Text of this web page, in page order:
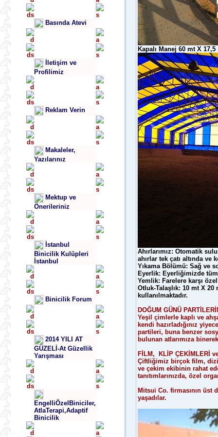
Basında Atevi
İletişim ve
Profilimiz
Reklam Verin
Makaleler,
Yazılarınız
Mektup ve
Önerileriniz
İstanbul
Binicilik Kulüpleri
İstanbul
Binicilik Forum
2014 YILI AT
GÜZELİ-At Güzellik
Yarışması
EngelliÖzelBiniciler,
AtlaTerapi,Adaptif
Binicilik
Kapalı Manej 60 mt X 17,5
Ahırlarımız: Otomatik
ahırlar tek çatı altında ve
Yıkama Bölümü: Sağ ve
Eyerlik: Eyerliğimizde tüm
Yemlik: Farelere karşı
Otluk-Talaşlık: 10 mt X
kullanılmaktadır.
DOĞUM GÜNÜ
Yeşil çimlerle kaplı ve
kendi hazırladığınız
partileri, buna benzer
bulunan atlarımıza
FİLM, KLİP ÇEKİMLERİ
Çiftliğimiz birçok film,
ve çekim ekibinin rahat
tanıtımlarınızda, özel
Mitsui Co. firmasının üst
yaşadılar.